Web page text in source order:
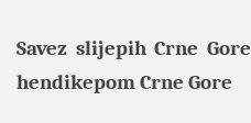
Savez slijepih Crne Gore
hendikepom Crne Gore